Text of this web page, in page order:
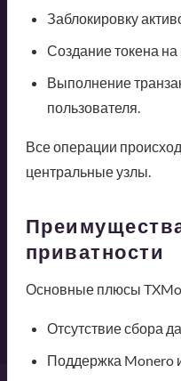
Заблокировку
Создание токена на
Выполнение
пользователя.
Все операции
центральные узлы.
приватности
Основные плюсы
Отсутствие сбора
Поддержка Monero